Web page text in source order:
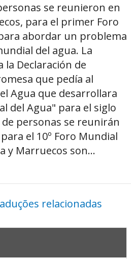
se reunieron en
para el primer Foro
abordar un problema
del agua. La
Declaración de
que pedía al
Agua que desarrollara
del Agua" para el siglo
de personas se reunirán
el 10º Foro Mundial
y Marruecos son...
relacionadas